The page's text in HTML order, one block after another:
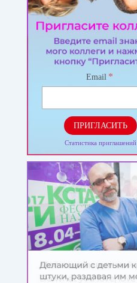
Email *
ПРИГЛАСИТЬ
Статистика приглашений